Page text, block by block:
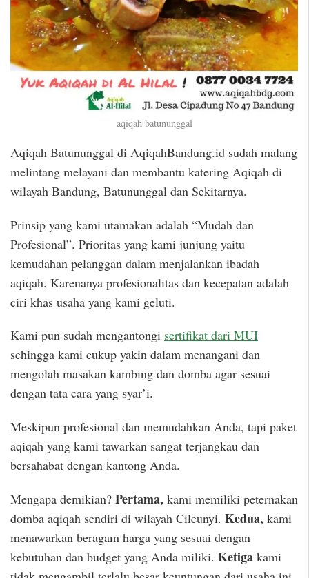
aqiqah batununggal
Aqiqah Batununggal di AqiqahBandung.id sudah malang
melintang melayani dan membantu katering Aqiqah di
wilayah Bandung, Batununggal dan Sekitarnya.
Prinsip yang kami utamakan adalah “Mudah dan
Profesional”. Prioritas yang kami junjung yaitu
kemudahan pelanggan dalam menjalankan ibadah
aqiqah. Karenanya profesionalitas dan kecepatan adalah
ciri khas usaha yang kami geluti.
Kami pun sudah mengantongi sertifikat dari MUI
sehingga kami cukup yakin dalam menangani dan
mengolah masakan kambing dan domba agar sesuai
dengan tata cara yang syar’i.
Meskipun profesional dan memudahkan Anda, tapi paket
aqiqah yang kami tawarkan sangat terjangkau dan
bersahabat dengan kantong Anda.
Mengapa demikian? Pertama, kami memiliki peternakan
domba aqiqah sendiri di wilayah Cileunyi. Kedua, kami
menawarkan beragam harga yang sesuai dengan
kebutuhan dan budget yang Anda miliki. Ketiga kami